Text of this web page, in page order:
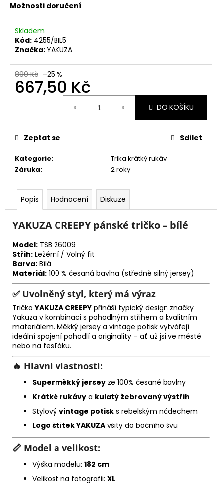
Možnosti doručení
Skladem
Kód: 4255/BIL5
Značka:YAKUZA
890 Kč –25 %
667,50 Kč
DO KOŠÍKU
Kategorie:
Trika krátký rukáv
Záruka: 2 roky
Zeptat se Sdílet
Popis Hodnocení Diskuze
YAKUZA CREEPY pánské tričko – bílé
Model: TSB 26009
Střih: Ležérní / Volný fit
Barva: Bílá
Materiál: 100 % česaná bavlna (středně silný jersey)
✅ Uvolněný styl, který má výraz
TričkoYAKUZA CREEPY přináší typický design značky
Yakuza v kombinaci s pohodlným střihem a kvalitním
materiálem. Měkký jersey a vintage potisk vytvářejí
ideální spojení pohodlí a originality – ať už jsi ve městě
nebo na fesťáku.
🔥 Hlavní vlastnosti:
Superměkký jersey ze 100% česané bavlny
Krátké rukávy a kulatý žebrovaný výstřih
Stylový vintage potisk s rebelským nádechem
Logo štítek YAKUZA všitý do bočního švu
📏 Model a velikost:
Výška modelu: 182 cm
Velikost na fotografii: XL
j
e
m
e
PÁNSKÉ
TRIČKO
YAKUZA
TSB27003
667,50
Kč
Původně:
Kč